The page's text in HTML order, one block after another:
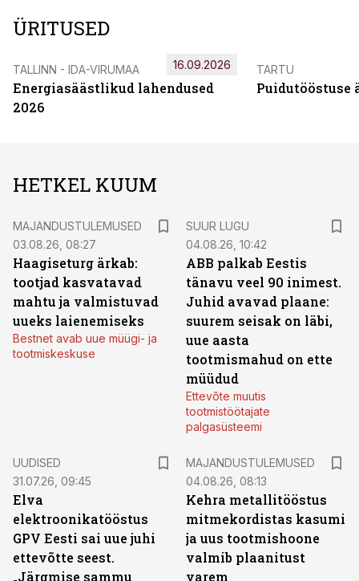
ÜRITUSED
TALLINN - IDA-VIRUMAA
Energiasäästlikud lahendused
2026
16.09.2026 TARTU
Puidutööstuse
HETKEL KUUM
MAJANDUSTULEMUSED
03.08.26, 08:27
Haagiseturg ärkab:
tootjad kasvatavad
mahtu ja valmistuvad
uueks laienemiseks
Bestnet avab uue müügi- ja
tootmiskeskuse
SUUR LUGU
04.08.26, 10:42
ABB palkab Eestis
tänavu veel 90 inimest.
Juhid avavad plaane:
suurem seisak on läbi,
uue aasta
tootmismahud on ette
müüdud
Ettevõte muutis
tootmistöötajate
palgasüsteemi
UUDISED
31.07.26, 09:45
Elva
elektroonikatööstus
GPV Eesti sai uue juhi
ettevõtte seest.
„Järgmise sammu
MAJANDUSTULEMUSED
04.08.26, 08:13
Kehra metallitööstus
mitmekordistas kasumi
ja uus tootmishoone
valmib plaanitust
varem